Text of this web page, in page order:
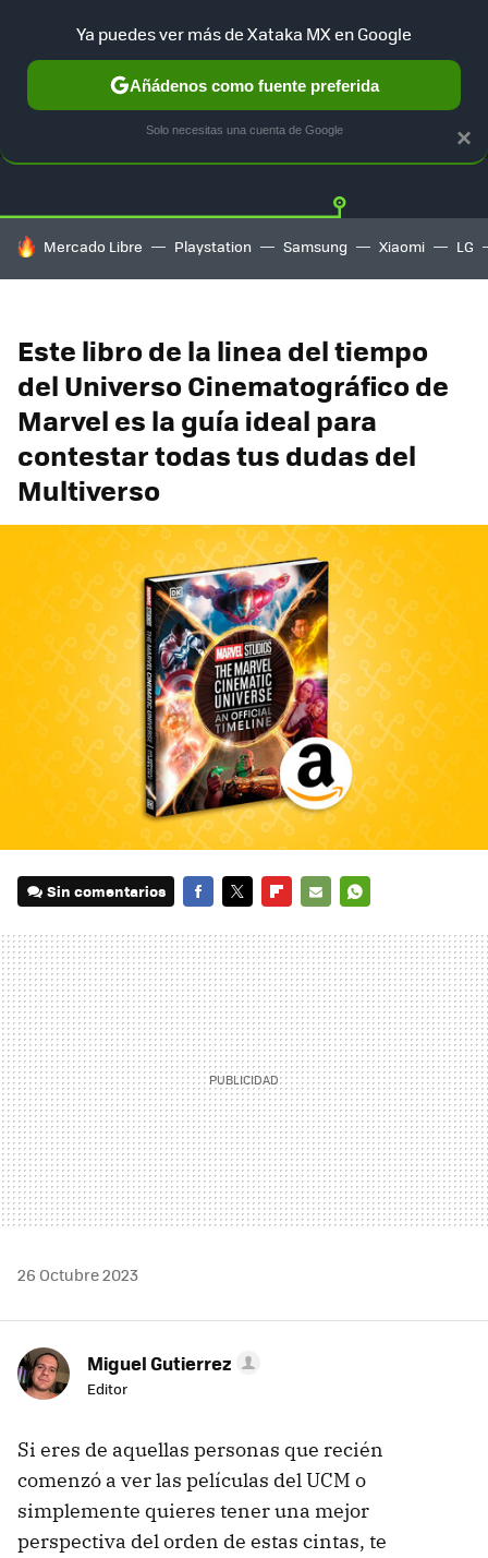
GUÍA DE COMPRAS MERCADO LIBRE
HOY SE HABLA DE
Mercado Libre Playstation Samsung Xiaomi LG
Este libro de la linea del tiempo
del Universo Cinematográfico de
Marvel es la guía ideal para
contestar todas tus dudas del
Multiverso
Sin comentarios
MAIL
26 Octubre 2023
Miguel Gutierrez
Editor
Si eres de aquellas personas que recién
comenzó a ver las películas del UCM o
simplemente quieres tener una mejor
perspectiva del orden de estas cintas, te
×
Ya puedes ver más de Xataka MX en Google
Añádenos como fuente preferida
Solo necesitas una cuenta de Google